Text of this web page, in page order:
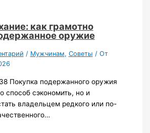
как грамотно
оружие
/ Мужчинам, Советы / От
Покупка подержанного оружия
способ сэкономить, но и
владельцем редкого или по-